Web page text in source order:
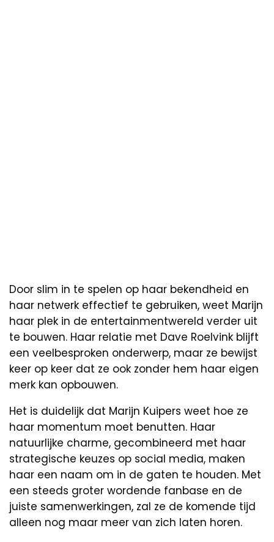
Door slim in te spelen op haar bekendheid en
haar netwerk effectief te gebruiken, weet Marijn
haar plek in de entertainmentwereld verder uit
te bouwen. Haar relatie met Dave Roelvink blijft
een veelbesproken onderwerp, maar ze bewijst
keer op keer dat ze ook zonder hem haar eigen
merk kan opbouwen.
Het is duidelijk dat Marijn Kuipers weet hoe ze
haar momentum moet benutten. Haar
natuurlijke charme, gecombineerd met haar
strategische keuzes op social media, maken
haar een naam om in de gaten te houden. Met
een steeds groter wordende fanbase en de
juiste samenwerkingen, zal ze de komende tijd
alleen nog maar meer van zich laten horen.